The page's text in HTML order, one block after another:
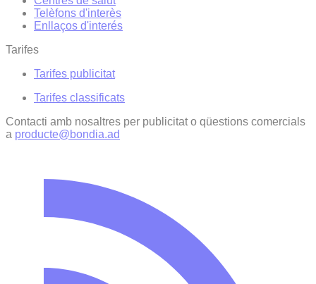
Telèfons d'interès
Enllaços d'interés
Tarifes
Tarifes publicitat
Tarifes classificats
Contacti amb nosaltres per publicitat o qüestions comercials
a producte@bondia.ad